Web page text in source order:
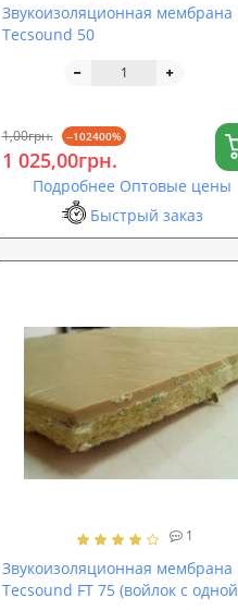
Звукоизоляционная мембрана
Tecsound 50
1,00грн. --102400%
1 025,00грн.
Подробнее Оптовые цены
Быстрый заказ
1
Звукоизоляционная мембрана
Tecsound FT 75 (войлок с одной